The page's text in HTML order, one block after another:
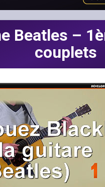
Beatles –
couplets